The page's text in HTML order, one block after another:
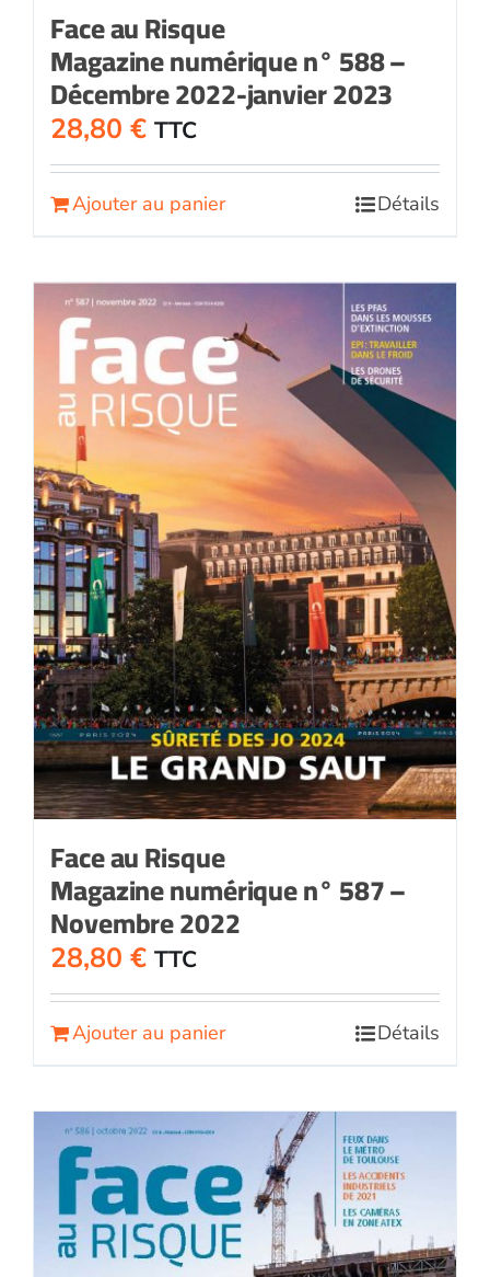
Face au Risque
Magazine numérique n° 588 –
Décembre 2022-janvier 2023
28,80 € TTC
Ajouter au panier Détails
Face au Risque
Magazine numérique n° 587 –
Novembre 2022
28,80 € TTC
Ajouter au panier Détails